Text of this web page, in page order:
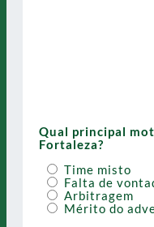
Qual principal
Fortaleza?
Time misto
Falta de
Arbitragem
Mérito do